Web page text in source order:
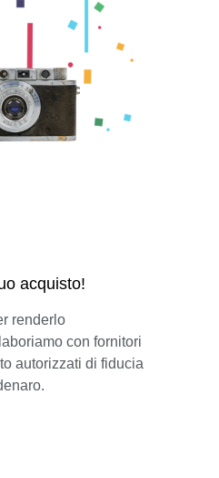
acquisto!
renderlo
con fornitori
autorizzati di fiducia